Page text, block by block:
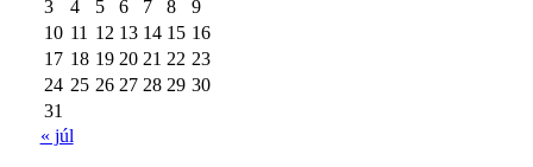
3 4 5 6 7 8
9
10 11 12 13 14 15 16
17 18 19 20 21 22 23
24 25 26 27 28 29 30
31
« júl